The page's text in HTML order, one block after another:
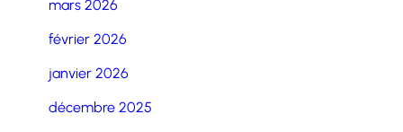
mars 2026
février 2026
janvier 2026
décembre 2025